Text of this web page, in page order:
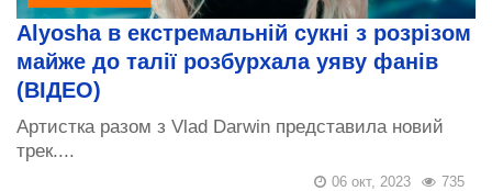
Alyosha в екстремальній сукні з розрізом
майже до талії розбурхала уяву фанів
(ВІДЕО)
Артистка разом з Vlad Darwin представила новий
трек....
735
06 окт, 2023